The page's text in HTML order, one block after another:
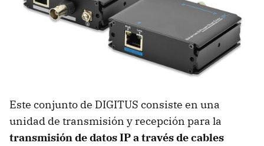
Este conjunto de DIGITUS consiste en una
unidad de transmisión y recepción para la
transmisión de datos IP a través de cables